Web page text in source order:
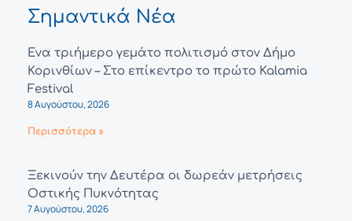
Σημαντικά Νέα
Ένα τριήμερο γεμάτο πολιτισμό στον Δήμο
Κορινθίων – Στο επίκεντρο το πρώτο Kalamia
Festival
8 Αυγούστου, 2026
Περισσότερα »
Ξεκινούν την Δευτέρα οι δωρεάν μετρήσεις
Οστικής Πυκνότητας
7 Αυγούστου, 2026